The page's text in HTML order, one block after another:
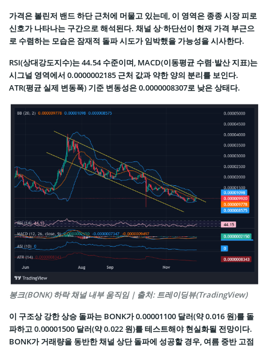
가격은 볼린저 밴드 하단 근처에 머물고 있는데, 이 영역은 종종 시장 피로
신호가 나타나는 구간으로 해석된다. 채널 상·하단선이 현재 가격 부근으
로 수렴하는 모습은 잠재적 돌파 시도가 임박했을 가능성을 시사한다.
RSI(상대강도지수)는 44.54 수준이며, MACD(이동평균 수렴·발산 지표)는
시그널 영역에서 0.0000002185 근처 값과 약한 양의 분리를 보인다.
ATR(평균 실제 변동폭) 기준 변동성은 0.0000008307로 낮은 상태다.
봉크(BONK) 하락 채널 내부 움직임 | 출처: 트레이딩뷰(TradingView)
이 구조상 강한 상승 돌파는 BONK가 0.00001100 달러(약 0.016 원)를 돌
파하고 0.00001500 달러(약 0.022 원)를 테스트해야 현실화될 전망이다.
BONK가 거래량을 동반한 채널 상단 돌파에 성공할 경우, 여름 중반 고점